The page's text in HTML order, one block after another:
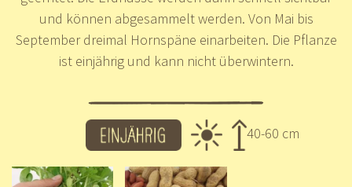
und können abgesammelt werden. Von Mai bis
September dreimal Hornspäne einarbeiten. Die Pflanze
ist einjährig und kann nicht überwintern.
40-60 cm